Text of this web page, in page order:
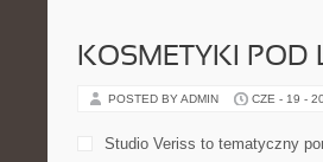
KOSMETYKI POD
POSTED BY ADMIN CZE - 19 -
Studio Veriss to tematyczny